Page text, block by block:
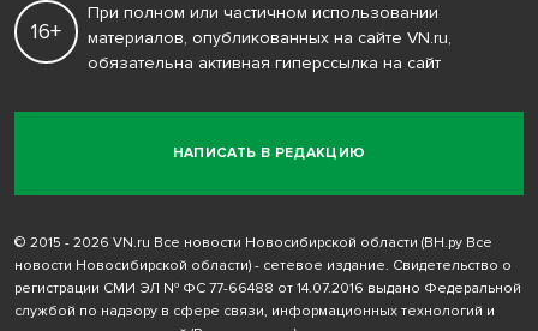
НАПИСАТЬ В РЕДАКЦИЮ
16+
При полном или частичном использовании
материалов, опубликованных на сайте VN.ru,
обязательна активная гиперссылка на сайт
© 2015 - 2026 VN.ru Все новости Новосибирской области (ВН.ру Все
новости Новосибирской области) - сетевое издание. Свидетельство о
регистрации СМИ ЭЛ № ФС 77-66488 от 14.07.2016 выдано Федеральной
службой по надзору в сфере связи, информационных технологий и